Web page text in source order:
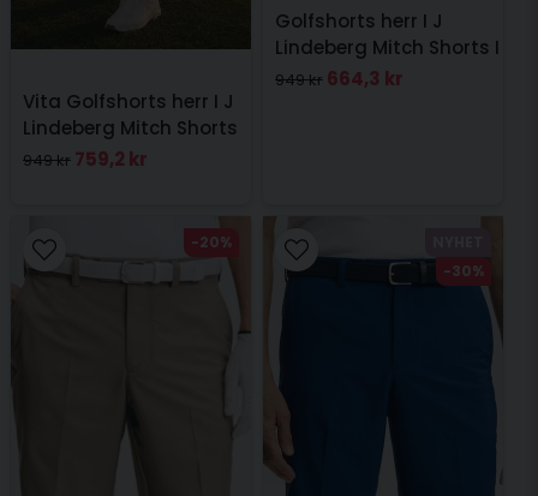
Vita Golfshorts herr I J
Lindeberg Mitch Shorts
949 kr 759,2 kr
Golfshorts herr I J
Lindeberg Mitch Shorts I
Federal Blue
949 kr 664,3 kr
-20%
-30%